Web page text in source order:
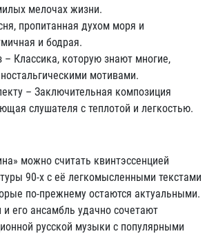
мелочах жизни.
пропитанная духом моря и
и бодрая.
Классика, которую знают многие,
мотивами.
– Заключительная композиция
слушателя с теплотой и легкостью.
можно считать квинтэссенцией
90-х с её легкомысленными текстами
по-прежнему остаются актуальными.
и его ансамбль удачно сочетают
русской музыки с популярными